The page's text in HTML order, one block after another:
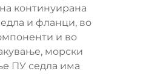
континуирана
и фланци, во
и во
морски
ПУ седла има